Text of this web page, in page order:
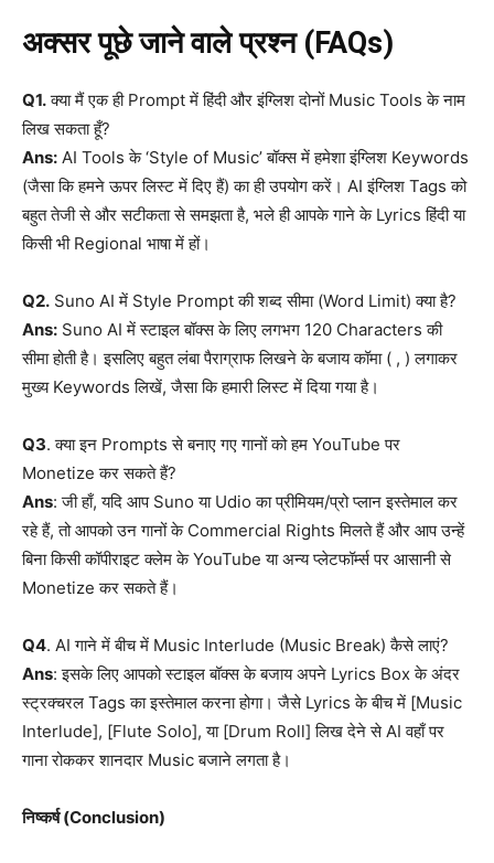
अक्सर पूछे जाने वाले प्रश्न (FAQs)
Q1.क्या मैं एक ही Prompt में हिंदी और इंग्लिश दोनों Music Tools के नाम
लिख सकता हूँ?
Ans: AI Tools के ‘Style of Music’ बॉक्स में हमेशा इंग्लिश Keywords
(जैसा कि हमने ऊपर लिस्ट में दिए हैं) का ही उपयोग करें। AI इंग्लिश Tags को
बहुत तेजी से और सटीकता से समझता है, भले ही आपके गाने के Lyrics हिंदी या
किसी भी Regional भाषा में हों।
Q2. Suno AI में Style Prompt की शब्द सीमा (Word Limit) क्या है?
Ans: Suno AI में स्टाइल बॉक्स के लिए लगभग 120 Characters की
सीमा होती है। इसलिए बहुत लंबा पैराग्राफ लिखने के बजाय कॉमा ( , ) लगाकर
मुख्य Keywords लिखें, जैसा कि हमारी लिस्ट में दिया गया है।
Q3. क्या इन Prompts से बनाए गए गानों को हम YouTube पर
Monetize कर सकते हैं?
Ans: जी हाँ, यदि आप Suno या Udio का प्रीमियम/प्रो प्लान इस्तेमाल कर
रहे हैं, तो आपको उन गानों के Commercial Rights मिलते हैं और आप उन्हें
बिना किसी कॉपीराइट क्लेम के YouTube या अन्य प्लेटफॉर्म्स पर आसानी से
Monetize कर सकते हैं।
Q4. AI गाने में बीच में Music Interlude (Music Break) कैसे लाएं?
Ans: इसके लिए आपको स्टाइल बॉक्स के बजाय अपने Lyrics Box के अंदर
स्ट्रक्चरल Tags का इस्तेमाल करना होगा। जैसे Lyrics के बीच में [Music
Interlude], [Flute Solo], या [Drum Roll] लिख देने से AI वहाँ पर
गाना रोककर शानदार Music बजाने लगता है।
निष्कर्ष (Conclusion)